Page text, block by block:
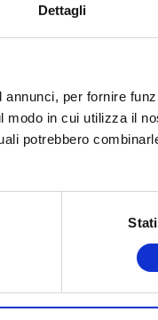
Dettagli
per fornire
in cui utilizza il
potrebbero
con
SCOPRI
con
SCOPRI